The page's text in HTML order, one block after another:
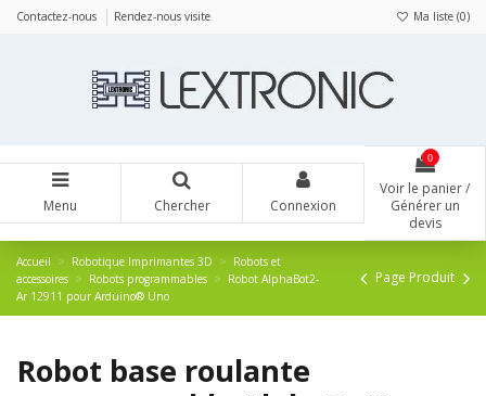
Contactez-nous Rendez-nous visite Ma liste (0)
Menu Chercher Connexion
0
Voir le panier /
Générer un
devis
Accueil Robotique Imprimantes 3D
Robots et
accessoires
Robots programmables
Robot AlphaBot2-
Ar 12911 pour Arduino® Uno
Page Produit
Robot base roulante
Panneau de gestion des cookies